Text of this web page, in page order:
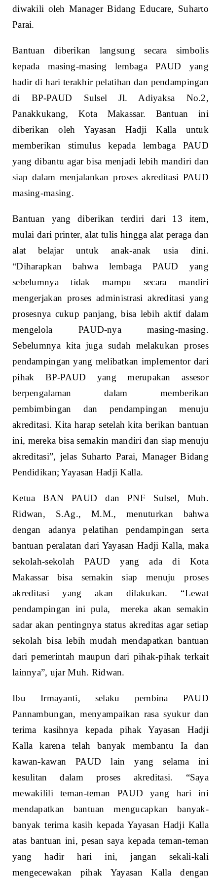
diwakili oleh Manager Bidang Educare, Suharto
Parai.
Bantuan diberikan langsung secara simbolis
kepada masing-masing lembaga PAUD yang
hadir di hari terakhir pelatihan dan pendampingan
di BP-PAUD Sulsel Jl. Adiyaksa No.2,
Panakkukang, Kota Makassar. Bantuan ini
diberikan oleh Yayasan Hadji Kalla untuk
memberikan stimulus kepada lembaga PAUD
yang dibantu agar bisa menjadi lebih mandiri dan
siap dalam menjalankan proses akreditasi PAUD
masing-masing.
Bantuan yang diberikan terdiri dari 13 item,
mulai dari printer, alat tulis hingga alat peraga dan
alat belajar untuk anak-anak usia dini.
“Diharapkan bahwa lembaga PAUD yang
sebelumnya tidak mampu secara mandiri
mengerjakan proses administrasi akreditasi yang
prosesnya cukup panjang, bisa lebih aktif dalam
mengelola PAUD-nya masing-masing.
Sebelumnya kita juga sudah melakukan proses
pendampingan yang melibatkan implementor dari
pihak BP-PAUD yang merupakan assesor
berpengalaman dalam memberikan
pembimbingan dan pendampingan menuju
akreditasi. Kita harap setelah kita berikan bantuan
ini, mereka bisa semakin mandiri dan siap menuju
akreditasi”, jelas Suharto Parai, Manager Bidang
Pendidikan; Yayasan Hadji Kalla.
Ketua BAN PAUD dan PNF Sulsel, Muh.
Ridwan, S.Ag., M.M., menuturkan bahwa
dengan adanya pelatihan pendampingan serta
bantuan peralatan dari Yayasan Hadji Kalla, maka
sekolah-sekolah PAUD yang ada di Kota
Makassar bisa semakin siap menuju proses
akreditasi yang akan dilakukan. “Lewat
pendampingan ini pula, mereka akan semakin
sadar akan pentingnya status akreditas agar setiap
sekolah bisa lebih mudah mendapatkan bantuan
dari pemerintah maupun dari pihak-pihak terkait
lainnya”, ujar Muh. Ridwan.
Ibu Irmayanti, selaku pembina PAUD
Pannambungan, menyampaikan rasa syukur dan
terima kasihnya kepada pihak Yayasan Hadji
Kalla karena telah banyak membantu Ia dan
kawan-kawan PAUD lain yang selama ini
kesulitan dalam proses akreditasi. “Saya
mewakilili teman-teman PAUD yang hari ini
mendapatkan bantuan mengucapkan banyak-
banyak terima kasih kepada Yayasan Hadji Kalla
atas bantuan ini, pesan saya kepada teman-teman
yang hadir hari ini, jangan sekali-kali
mengecewakan pihak Yayasan Kalla dengan